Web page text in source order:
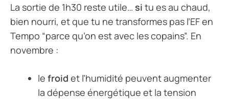
La sortie de 1h30 reste utile… si tu es au chaud,
bien nourri, et que tu ne transformes pas l’EF en
Tempo “parce qu’on est avec les copains”. En
novembre :
le froid et l’humidité peuvent augmenter
la dépense énergétique et la tension